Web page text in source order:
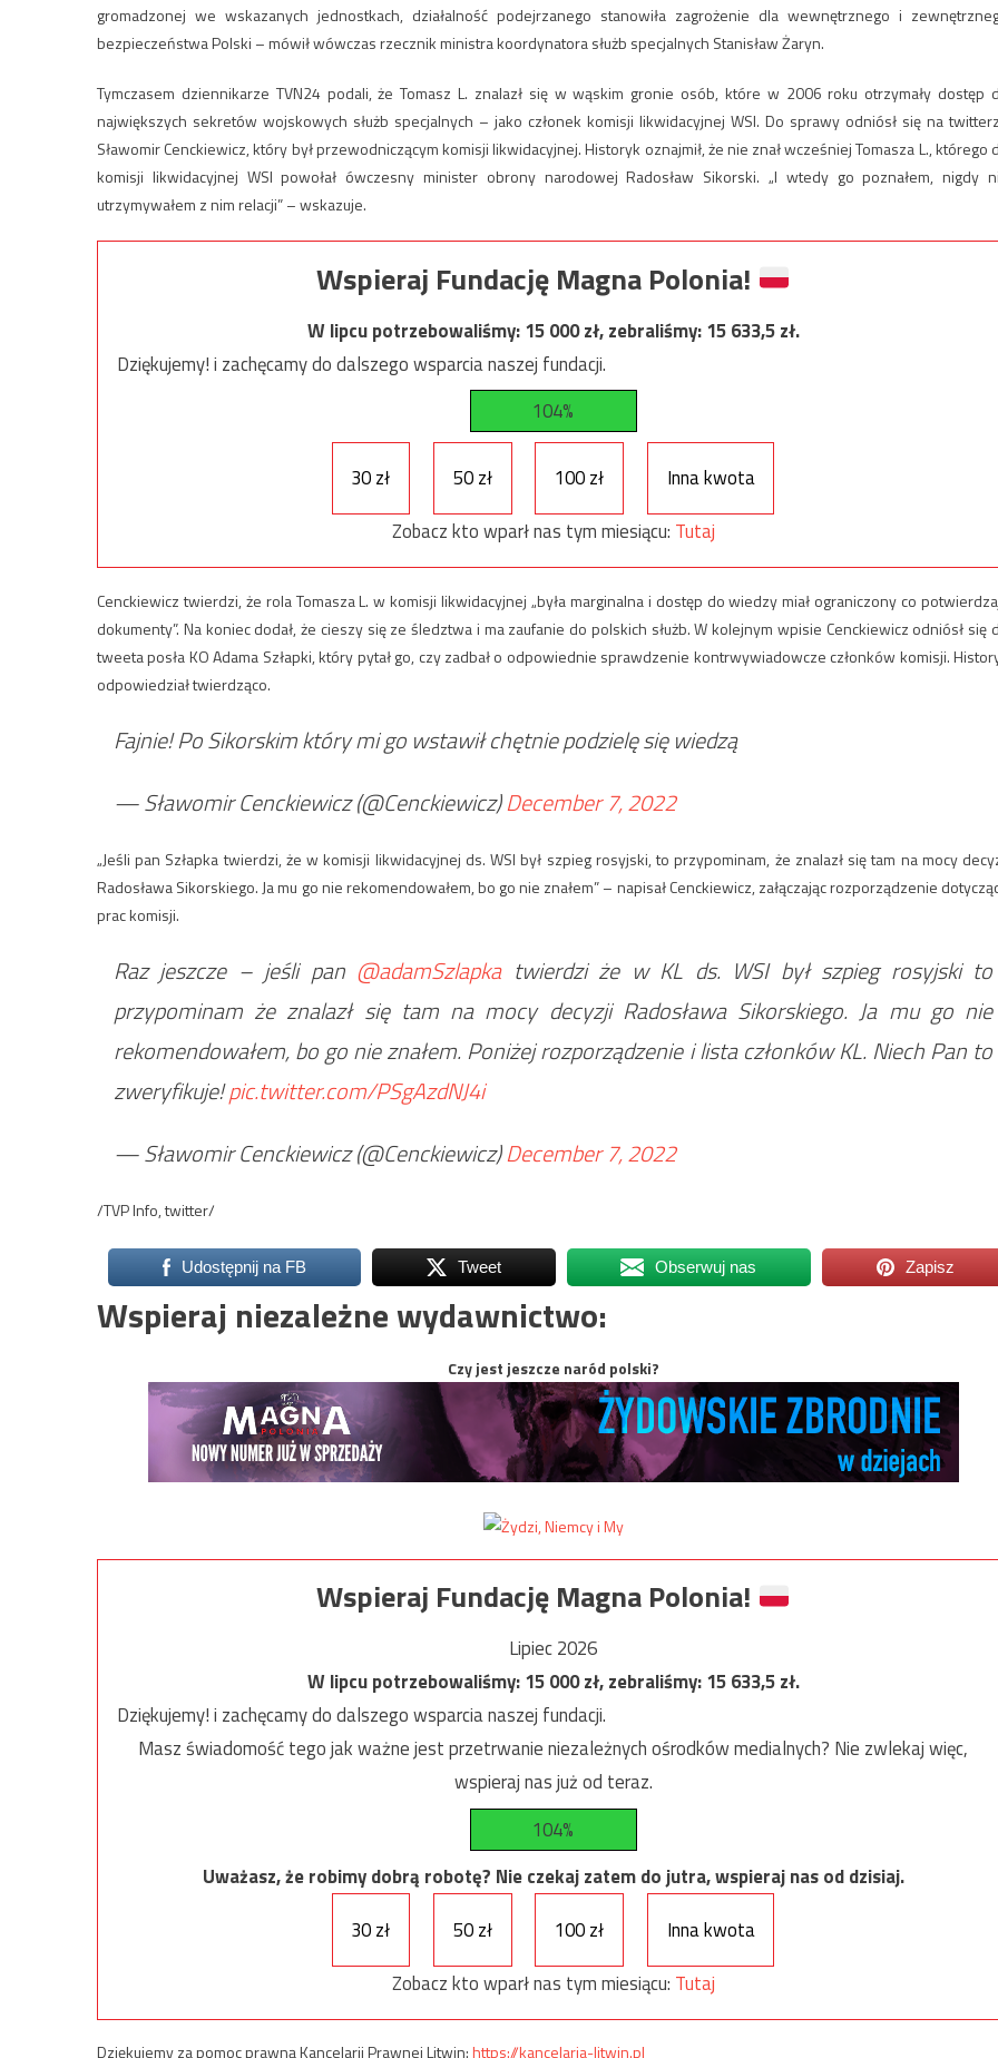
gromadzonej we wskazanych jednostkach, działalność podejrzanego stanowiła zagrożenie dla wewnętrznego i
bezpieczeństwa Polski – mówił wówczas rzecznik ministra koordynatora służb specjalnych Stanisław Żaryn.
Tymczasem dziennikarze TVN24 podali, że Tomasz L. znalazł się w wąskim gronie osób, które w 2006 roku otrzymały dostęp
największych sekretów wojskowych służb specjalnych – jako członek komisji likwidacyjnej WSI. Do sprawy odniósł się na
Sławomir Cenckiewicz, który był przewodniczącym komisji likwidacyjnej. Historyk oznajmił, że nie znał wcześniej Tomasza L., którego
komisji likwidacyjnej WSI powołał ówczesny minister obrony narodowej Radosław Sikorski. „I wtedy go poznałem, nigdy
utrzymywałem z nim relacji” – wskazuje.
Wspieraj Fundację Magna Polonia!
W lipcu potrzebowaliśmy:15 000zł, zebraliśmy:15 633,5zł.
Dziękujemy! i zachęcamy do dalszego wsparcia naszej fundacji.
104%
30 zł 50 zł 100 zł
Inna kwota
Zobacz kto wparł nas tym miesiącu: Tutaj
Cenckiewicz twierdzi, że rola Tomasza L. w komisji likwidacyjnej „była marginalna i dostęp do wiedzy miał ograniczony co
dokumenty”. Na koniec dodał, że cieszy się ze śledztwa i ma zaufanie do polskich służb. W kolejnym wpisie Cenckiewicz odniósł się
tweeta posła KO Adama Szłapki, który pytał go, czy zadbał o odpowiednie sprawdzenie kontrwywiadowcze członków komisji.
odpowiedział twierdząco.
Fajnie! Po Sikorskim który mi go wstawił chętnie podzielę się wiedzą
— Sławomir Cenckiewicz (@Cenckiewicz)December 7, 2022
„Jeśli pan Szłapka twierdzi, że w komisji likwidacyjnej ds. WSI był szpieg rosyjski, to przypominam, że znalazł się tam na mocy
Radosława Sikorskiego. Ja mu go nie rekomendowałem, bo go nie znałem” – napisał Cenckiewicz, załączając rozporządzenie
prac komisji.
Raz jeszcze – jeśli pan @adamSzlapkatwierdzi że w KL ds. WSI był szpieg rosyjski to
przypominam że znalazł się tam na mocy decyzji Radosława Sikorskiego. Ja mu go nie
rekomendowałem, bo go nie znałem. Poniżej rozporządzenie i lista członków KL. Niech Pan to
zweryfikuje!pic.twitter.com/PSgAzdNJ4i
— Sławomir Cenckiewicz (@Cenckiewicz)December 7, 2022
/TVP Info, twitter/
Udostępnij na FB Tweet Obserwuj nas Zapisz
Wspieraj niezależne wydawnictwo:
Czy jest jeszcze naród polski?
Wspieraj Fundację Magna Polonia!
Lipiec 2026
W lipcu potrzebowaliśmy:15 000zł, zebraliśmy:15 633,5zł.
Dziękujemy! i zachęcamy do dalszego wsparcia naszej fundacji.
Masz świadomość tego jak ważne jest przetrwanie niezależnych ośrodków medialnych? Nie zwlekaj więc,
wspieraj nas już od teraz.
104%
Uważasz, że robimy dobrą robotę? Nie czekaj zatem do jutra, wspieraj nas od dzisiaj.
30 zł
50 zł 100 zł
Inna kwota
Zobacz kto wparł nas tym miesiącu: Tutaj
Dziękujemy za pomoc prawną Kancelarii Prawnej Litwin:https://kancelaria-litwin.pl